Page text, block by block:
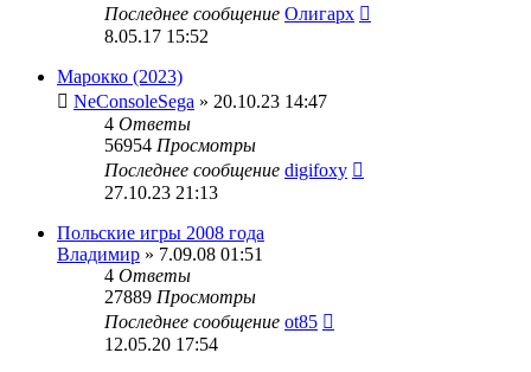
Последнее сообщение Олигарх
8.05.17 15:52
Марокко (2023)
NeConsoleSega » 20.10.23 14:47
4 Ответы
56954 Просмотры
Последнее сообщение digifoxy
27.10.23 21:13
Польские игры 2008 года
Владимир » 7.09.08 01:51
4 Ответы
27889 Просмотры
Последнее сообщение ot85
12.05.20 17:54